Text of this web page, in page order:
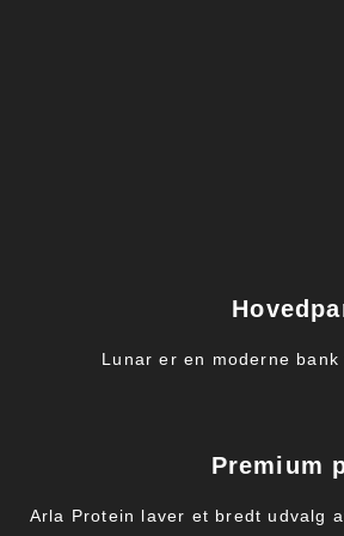
Lunar er en moderne
Premium
Arla Protein laver et bredt udvalg